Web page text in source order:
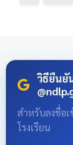
top: 10px; } .news-card-single::after { content: "🏆";
position: absolute; font-size: 8rem; bottom: -
center; font-family: 'Sarabun', sans-serif; padding: 20px;
max-width: 800px; margin: 0 auto; } 📌 ข่าวประชาสัมพันธ์
วิธียืนยั
สำหรับลงชื่อ
โรงเรียน